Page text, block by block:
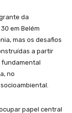
da
em Belém
mas os desafios
a partir
fundamental
no
papel central